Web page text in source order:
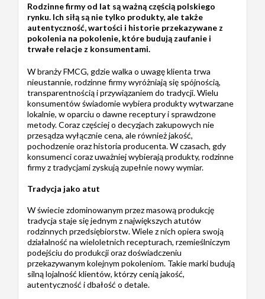
Rodzinne firmy od lat są ważną częścią polskiego
rynku. Ich siłą są nie tylko produkty, ale także
autentyczność, wartości i historie przekazywane z
pokolenia na pokolenie, które budują zaufanie i
trwałe relacje z konsumentami.
W branży FMCG, gdzie walka o uwagę klienta trwa
nieustannie, rodzinne firmy wyróżniają się spójnością,
transparentnością i przywiązaniem do tradycji. Wielu
konsumentów świadomie wybiera produkty wytwarzane
lokalnie, w oparciu o dawne receptury i sprawdzone
metody. Coraz częściej o decyzjach zakupowych nie
przesądza wyłącznie cena, ale również jakość,
pochodzenie oraz historia producenta. W czasach, gdy
konsumenci coraz uważniej wybierają produkty, rodzinne
firmy z tradycjami zyskują zupełnie nowy wymiar.
Tradycja jako atut
W świecie zdominowanym przez masową produkcję
tradycja staje się jednym z największych atutów
rodzinnych przedsiębiorstw. Wiele z nich opiera swoją
działalność na wieloletnich recepturach, rzemieślniczym
podejściu do produkcji oraz doświadczeniu
przekazywanym kolejnym pokoleniom. Takie marki budują
silną lojalność klientów, którzy cenią jakość,
autentyczność i dbałość o detale.